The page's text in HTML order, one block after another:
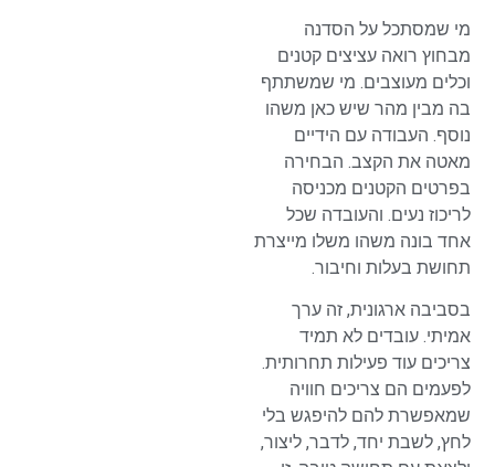
מי שמסתכל על הסדנה
מבחוץ רואה עציצים קטנים
וכלים מעוצבים. מי שמשתתף
בה מבין מהר שיש כאן משהו
נוסף. העבודה עם הידיים
מאטה את הקצב. הבחירה
בפרטים הקטנים מכניסה
לריכוז נעים. והעובדה שכל
אחד בונה משהו משלו מייצרת
תחושת בעלות וחיבור.
בסביבה ארגונית, זה ערך
אמיתי. עובדים לא תמיד
צריכים עוד פעילות תחרותית.
לפעמים הם צריכים חוויה
שמאפשרת להם להיפגש בלי
לחץ, לשבת יחד, לדבר, ליצור,